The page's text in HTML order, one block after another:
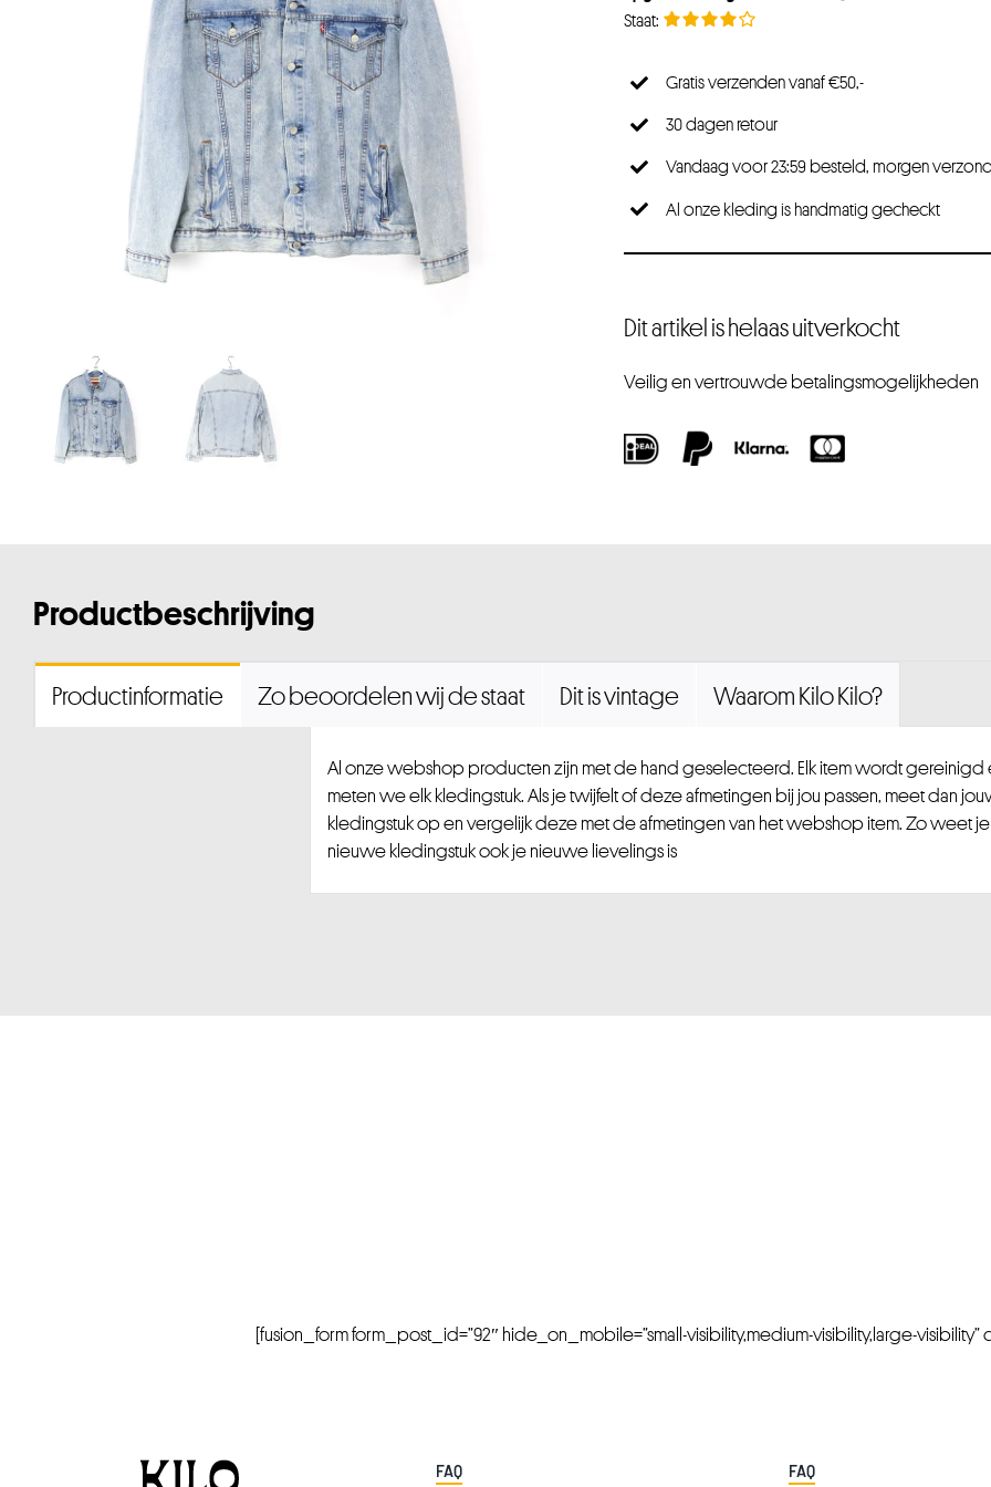
Gratis verzenden vanaf €50,-
30 dagen retour
Vandaag voor 23:59 besteld, morgen
Al onze kleding is handmatig gecheckt
Dit artikel is helaas uitverkocht
Veilig en vertrouwde betalingsmogelijkheden
Productbeschrijving
Productinformatie Zo beoordelen wij de staat Dit is vintage Waarom Kilo Kilo?
Al onze webshop producten zijn met de hand geselecteerd. Elk item wordt gereinigd
meten we elk kledingstuk. Als je twijfelt of deze afmetingen bij jou passen, meet dan
kledingstuk op en vergelijk deze met de afmetingen van het webshop item. Zo weet
nieuwe kledingstuk ook je nieuwe lievelings is
[fusion_form form_post_id=”92″ hide_on_mobile=”small-visibility,medium-visibility,large-visibility”
FAQ FAQ